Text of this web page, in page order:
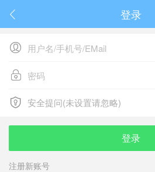
 登录


 安全提问(未设置请忽略)
安全提问(未设置请忽略)
登录
注册新账号